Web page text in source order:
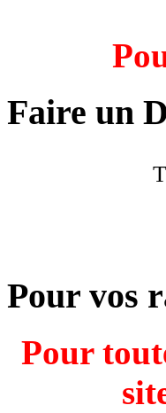
Faire un
Pour vos
Pour